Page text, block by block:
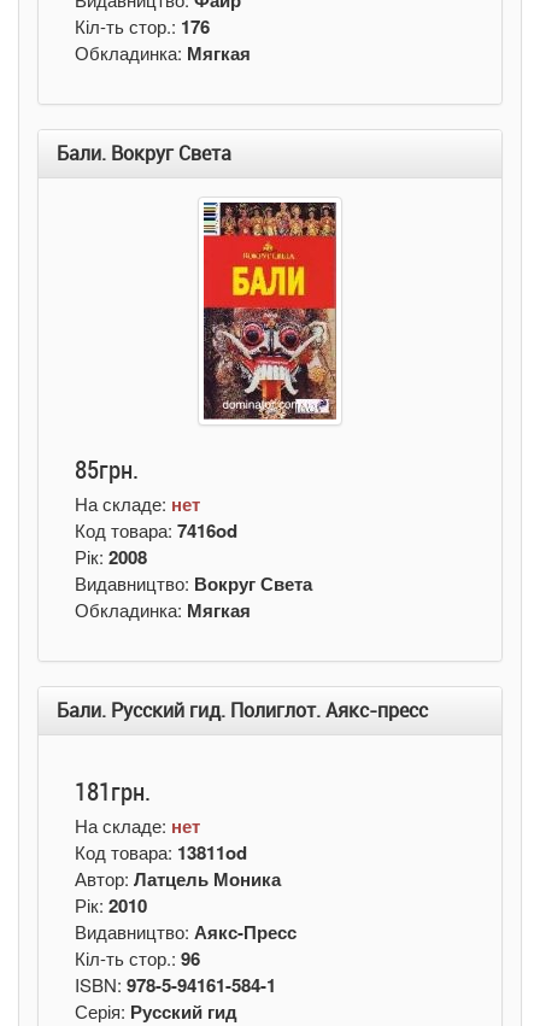
Кіл-ть стор.: 176
Обкладинка: Мягкая
Бали. Вокруг Света
85грн.
На складе: нет
Код товара: 7416od
Рік: 2008
Видавництво: Вокруг Света
Обкладинка: Мягкая
Бали. Русский гид. Полиглот. Аякс-пресс
181грн.
На складе: нет
Код товара: 13811od
Автор: Латцель Моника
Рік: 2010
Видавництво: Аякс-Пресс
Кіл-ть стор.: 96
ISBN: 978-5-94161-584-1
Серія: Русский гид